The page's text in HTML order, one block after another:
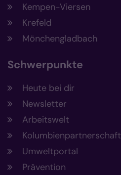
Kempen-Viersen
Krefeld
Mönchengladbach
Schwerpunkte
Heute bei dir
Newsletter
Arbeitswelt
Kolumbienpartnerschaft
Umweltportal
Prävention